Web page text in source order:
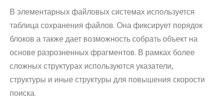
В элементарных файловых системах используется
таблица сохранения файлов. Она фиксирует порядок
блоков а также дает возможность собрать объект на
основе разрозненных фрагментов. В рамках более
сложных структурах используются указатели,
структуры и иные структуры для повышения скорости
поиска.